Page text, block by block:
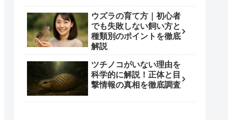
ウズラの育て方｜初心者
でも失敗しない飼い方と
種類別のポイントを徹底
解説
ツチノコがいない理由を
科学的に解説！正体と目
撃情報の真相を徹底調査